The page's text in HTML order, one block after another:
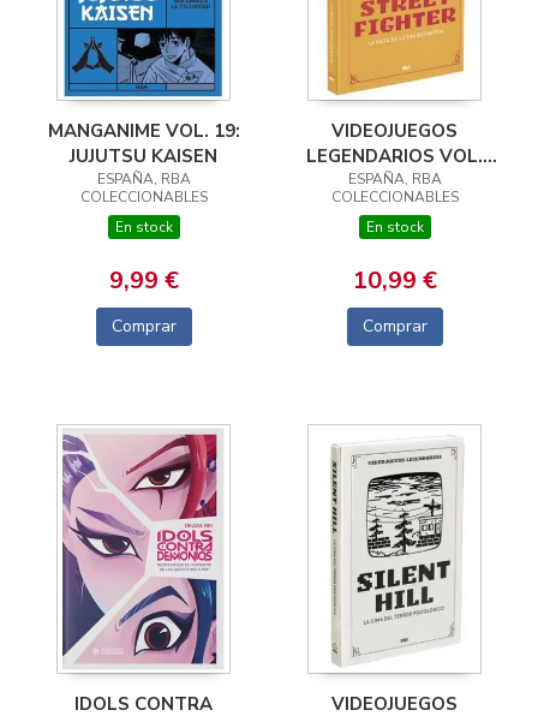
MANGANIME VOL. 19:
JUJUTSU KAISEN
ESPAÑA, RBA
COLECCIONABLES
En stock
9,99 €
Comprar
VIDEOJUEGOS
LEGENDARIOS VOL.
13: STREET FIGHTER.
LA SAGA DE LUCHA
DEFINITIVA
ESPAÑA, RBA
COLECCIONABLES
En stock
10,99 €
Comprar
IDOLS CONTRA
VIDEOJUEGOS